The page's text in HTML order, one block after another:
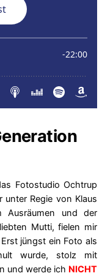
Fotostudio Ochtrup
Regie von Klaus
Ausräumen und der
Mutti, fielen mir
jüngst ein Foto als
wurde, stolz mit
und werde ich NICHT